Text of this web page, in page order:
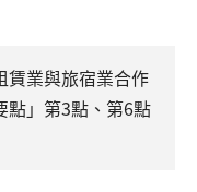
賃業與旅宿業合作
點」第3點、第6點